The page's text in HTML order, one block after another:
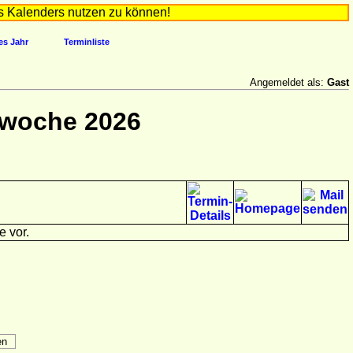
Kalenders nutzen zu können!
Jahr Terminliste
Angemeldet als: Gast
2026
vor.